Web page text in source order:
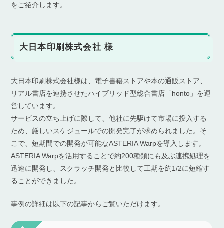
をご紹介します。
大日本印刷株式会社 様
大日本印刷株式会社様は、電子書籍ストアや本の通販ストア、
リアル書店を連携させたハイブリッド型総合書店「honto」を運
営しています。
サービスの立ち上げに際して、他社に先駆けて市場に投入する
ため、厳しいスケジュールでの開発完了が求められました。そ
こで、短期間での開発が可能なASTERIA Warpを導入します。
ASTERIA Warpを活用することで約200種類にも及ぶ連携処理を
迅速に開発し、スクラッチ開発と比較して工期を約1/2に短縮す
ることができました。
事例の詳細は以下の記事からご覧いただけます。